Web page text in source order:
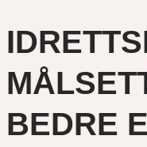
BEDRE